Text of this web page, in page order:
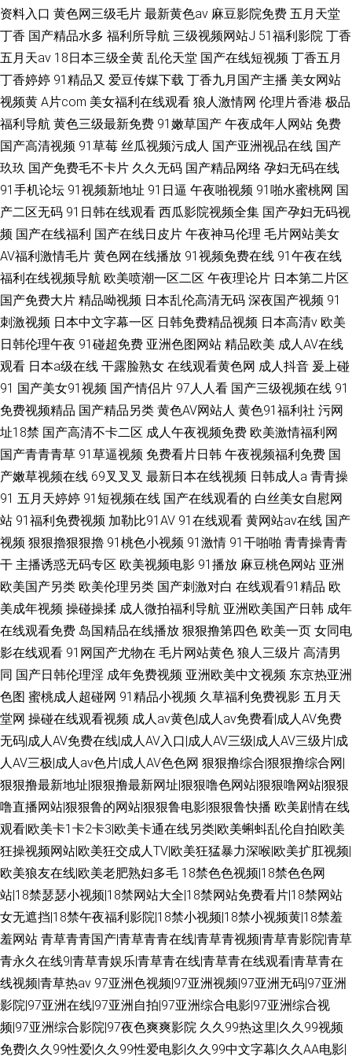
资料入口 黄色网三级毛片 最新黄色av 麻豆影院免费 五月天堂
丁香 国产精品水多 福利所导航 三级视频网站J 51福利影院 丁香
五月天av 18日本三级全黄 乱伦天堂 国产在线短视频 丁香五月
丁香婷婷 91精品又 爱豆传媒下载 丁香九月国产主播 美女网站
视频黄 A片com 美女福利在线观看 狼人激情网 伦理片香港 极品
福利导航 黄色三级最新免费 91嫩草国产 午夜成年人网站 免费
国产高清视频 91草莓 丝瓜视频污成人 国产亚洲视品在线 国产
玖玖 国产免费毛不卡片 久久无码 国产精品网络 孕妇无码在线
91手机论坛 91视频新地址 91日逼 午夜啪视频 91啪水蜜桃网 国
产二区无码 91日韩在线观看 西瓜影院视频全集 国产孕妇无码视
频 国产在线福利 国产在线日皮片 午夜神马伦理 毛片网站美女
AV福利激情毛片 黄色网在线播放 91视频免费在线 91午夜在线
福利在线视频导航 欧美喷潮一区二区 午夜理论片 日本第二片区
国产免费大片 精品呦视频 日本乱伦高清无码 深夜国产视频 91
刺激视频 日本中文字幕一区 日韩免费精品视频 日本高清v 欧美
日韩伦理午夜 91碰超免费 亚洲色图网站 精品欧美 成人AV在线
观看 日本a级在线 干露脸熟女 在线观看黄色网 成人抖音 爰上碰
91 国产美女91视频 国产情侣片 97人人看 国产三级视频在线 91
免费视频精品 国产精品另类 黄色AV网站人 黄色91福利社 污网
址18禁 国产高清不卡二区 成人午夜视频免费 欧美激情福利网
国产青青青草 91草逼视频 免费看片日韩 午夜视频福利免费 国
产嫩草视频在线 69叉叉叉 最新日本在线视频 日韩成人a 青青操
91 五月天婷婷 91短视频在线 国产在线观看的 白丝美女自慰网
站 91福利免费视频 加勒比91AV 91在线观看 黄网站av在线 国产
视频 狠狠擼狠狠擼 91桃色小视频 91激情 91干啪啪 青青操青青
干 主播诱惑无码专区 欧美视频电影 91播放 麻豆桃色网站 亚洲
欧美国产另类 欧美伦理另类 国产刺激对白 在线观看91精品 欧
美成年视频 操碰操揉 成人微拍福利导航 亚洲欧美国产日韩 成年
在线观看免费 岛国精品在线播放 狠狠撸第四色 欧美一页 女同电
影在线观看 91网国产尤物在 毛片网站黄色 狼人三级片 高清男
同 国产日韩伦理淫 成年免费视频 亚洲欧美中文视频 东京热亚洲
色图 蜜桃成人超碰网 91精品小视频 久草福利免费视影 五月天
堂网 操碰在线观看视频 成人av黄色|成人av免费看|成人AV免费
无码|成人AV免费在线|成人AV入口|成人AV三级|成人AV三级片|成
人AV三极|成人av色片|成人AV色色网 狠狠撸综合|狠狠撸综合网|
狠狠撸最新地址|狠狠撸最新网址|狠狠噜色网站|狠狠噜网站|狠狠
噜直播网站|狠狠鲁的网站|狠狠鲁电影|狠狠鲁快播 欧美剧情在线
观看|欧美卡1卡2卡3|欧美卡通在线另类|欧美蝌蚪乱伦自拍|欧美
狂操视频网站|欧美狂交成人TV|欧美狂猛暴力深喉|欧美扩肛视频|
欧美狼友在线|欧美老肥熟妇多毛 18禁色色视频|18禁色色网
站|18禁瑟瑟小视频|18禁网站大全|18禁网站免费看片|18禁网站
女无遮挡|18禁午夜福利影院|18禁小视频|18禁小视频黄|18禁羞
羞网站 青草青青国产|青草青青在线|青草青视频|青草青影院|青草
青永久在线9|青草青娱乐|青草青在线|青草青在线观看|青草青在
线视频|青草热av 97亚洲色视频|97亚洲视频|97亚洲无码|97亚洲
影院|97亚洲在线|97亚洲自拍|97亚洲综合电影|97亚洲综合视
频|97亚洲综合影院|97夜色爽爽影院 久久99热这里|久久99视频
免费|久久99性爱|久久99性爱电影|久久99中文字幕|久久AA电影|